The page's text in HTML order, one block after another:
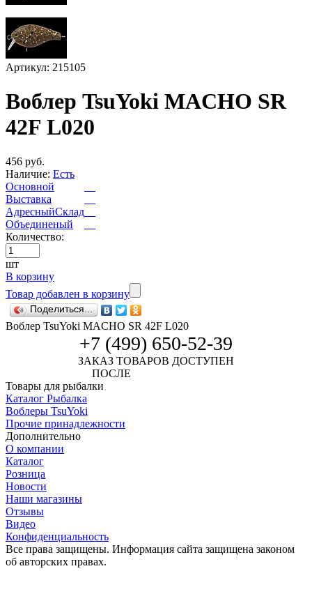
Артикул: 215105
Воблер TsuYoki MACHO SR
42F L020
456 руб.
Наличие: Есть
Основной
Выставка
АдресныйСклад
Объединеный
Количество:
шт
В корзину
Товар добавлен в корзину
Поделиться...
Воблер TsuYoki MACHO SR 42F L020
+7 (499) 650-52-39
ЗАКАЗ ТОВАРОВ ДОСТУПЕН
ПОСЛЕ
Товары для рыбалки
Каталог Рыбалка
Воблеры TsuYoki
Прочие принадлежности
Дополнительно
О компании
Каталог
Розница
Новости
Наши магазины
Отзывы
Видео
Конфиденциальность
Все права защищены. Информация сайта защищена законом
об авторских правах.